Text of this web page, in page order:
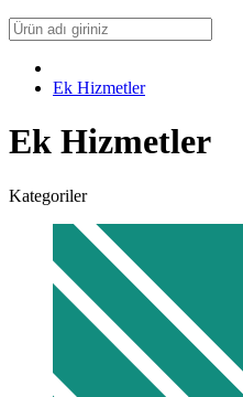
Ek Hizmetler
Ek Hizmetler
Kategoriler